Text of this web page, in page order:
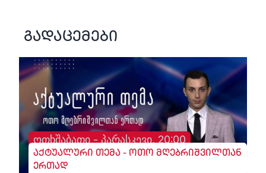
გადაცემები
ოთხშაბათი - პარასკევი, 20:00
აქტუალური თემა - ოთო მღებრიშვილთან
ერთად